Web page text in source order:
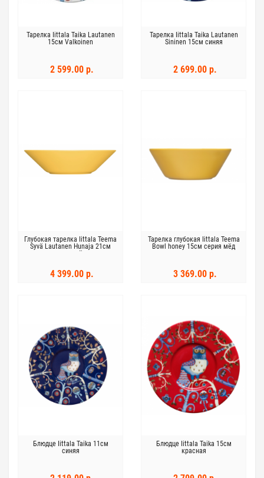
Тарелка Iittala Taika Lautanen
15см Valkoinen
2 599.00 р.
Тарелка Iittala Taika Lautanen
Sininen 15см синяя
2 699.00 р.
Глубокая тарелка Iittala Teema
Syvä Lautanen Hunaja 21см
серия мёд
4 399.00 р.
Тарелка глубокая Iittala Teema
Bowl honey 15см серия мёд
3 369.00 р.
Блюдце Iittala Taika 11см
синяя
Блюдце Iittala Taika 15см
красная